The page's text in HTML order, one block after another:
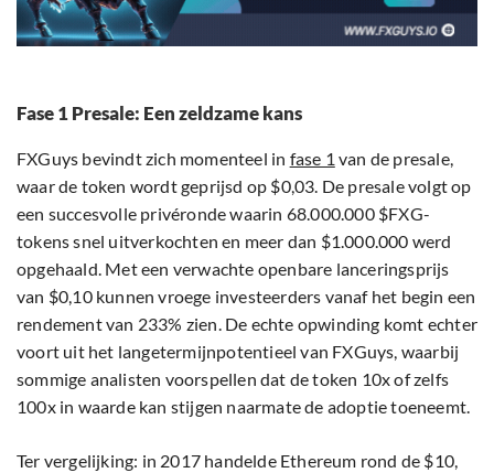
Fase 1 Presale: Een zeldzame kans
FXGuys bevindt zich momenteel in fase 1 van de presale,
waar de token wordt geprijsd op $0,03. De presale volgt op
een succesvolle privéronde waarin 68.000.000 $FXG-
tokens snel uitverkochten en meer dan $1.000.000 werd
opgehaald. Met een verwachte openbare lanceringsprijs
van $0,10 kunnen vroege investeerders vanaf het begin een
rendement van 233% zien. De echte opwinding komt echter
voort uit het langetermijnpotentieel van FXGuys, waarbij
sommige analisten voorspellen dat de token 10x of zelfs
100x in waarde kan stijgen naarmate de adoptie toeneemt.
Ter vergelijking: in 2017 handelde Ethereum rond de $10,